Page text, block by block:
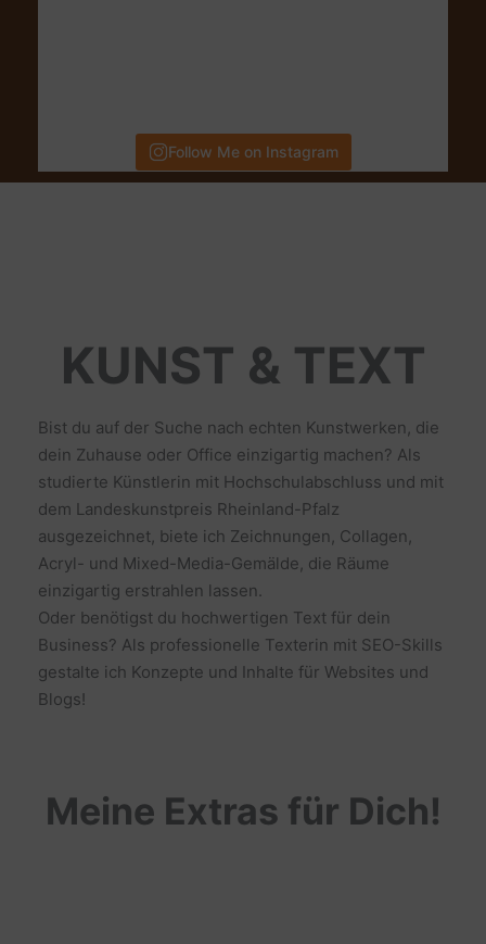
Follow Me on Instagram
KUNST & TEXT
Bist du auf der Suche nach echten Kunstwerken, die
dein Zuhause oder Office einzigartig machen? Als
studierte Künstlerin mit Hochschulabschluss und mit
dem Landeskunstpreis Rheinland-Pfalz
ausgezeichnet, biete ich Zeichnungen, Collagen,
Acryl- und Mixed-Media-Gemälde, die Räume
einzigartig erstrahlen lassen.
Oder benötigst du hochwertigen Text für dein
Business? Als professionelle Texterin mit SEO-Skills
gestalte ich Konzepte und Inhalte für Websites und
Blogs!
Meine Extras für Dich!